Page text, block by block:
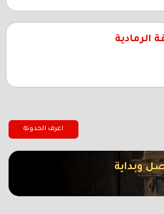
الرمادية
اعرف الحدوتة
وبداية